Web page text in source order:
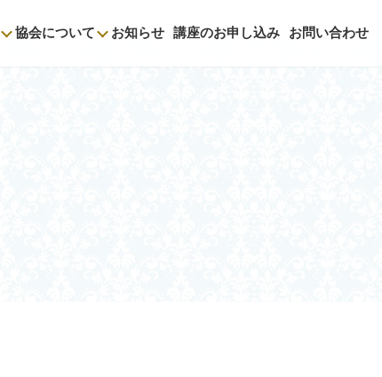
協会について お知らせ 講座のお申し込み お問い合わせ